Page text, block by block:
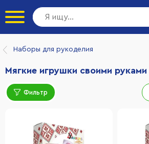
Наборы для рукоделия
Мягкие игрушки своими руками
Фильтр